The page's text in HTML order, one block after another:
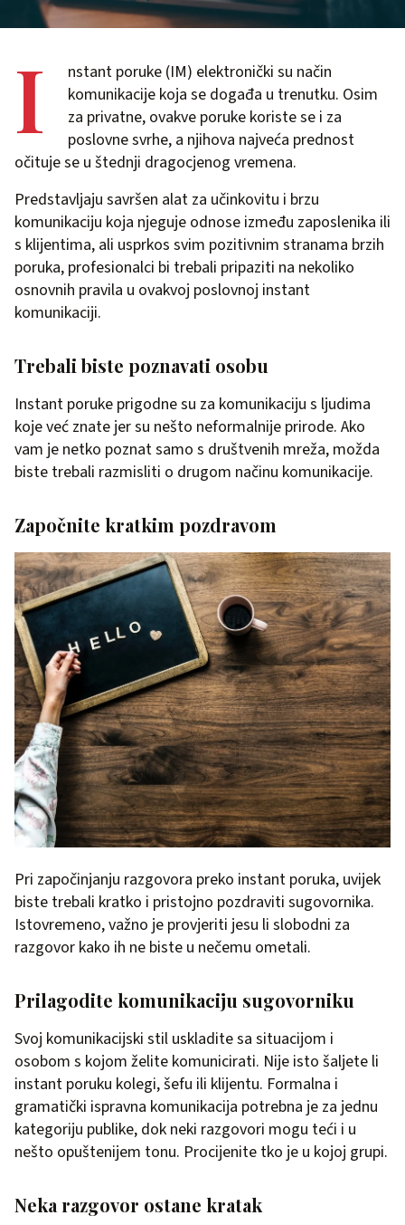
I
nstant poruke (IM) elektronički su način
komunikacije koja se događa u trenutku. Osim
za privatne, ovakve poruke koriste se i za
poslovne svrhe, a njihova najveća prednost
očituje se u štednji dragocjenog vremena.
Predstavljaju savršen alat za učinkovitu i brzu
komunikaciju koja njeguje odnose između zaposlenika ili
s klijentima, ali usprkos svim pozitivnim stranama brzih
poruka, profesionalci bi trebali pripaziti na nekoliko
osnovnih pravila u ovakvoj poslovnoj instant
komunikaciji.
Trebali biste poznavati osobu
Instant poruke prigodne su za komunikaciju s ljudima
koje već znate jer su nešto neformalnije prirode. Ako
vam je netko poznat samo s društvenih mreža, možda
biste trebali razmisliti o drugom načinu komunikacije.
Započnite kratkim pozdravom
Pri započinjanju razgovora preko instant poruka, uvijek
biste trebali kratko i pristojno pozdraviti sugovornika.
Istovremeno, važno je provjeriti jesu li slobodni za
razgovor kako ih ne biste u nečemu ometali.
Prilagodite komunikaciju sugovorniku
Svoj komunikacijski stil uskladite sa situacijom i
osobom s kojom želite komunicirati. Nije isto šaljete li
instant poruku kolegi, šefu ili klijentu. Formalna i
gramatički ispravna komunikacija potrebna je za jednu
kategoriju publike, dok neki razgovori mogu teći i u
nešto opuštenijem tonu. Procijenite tko je u kojoj grupi.
Neka razgovor ostane kratak